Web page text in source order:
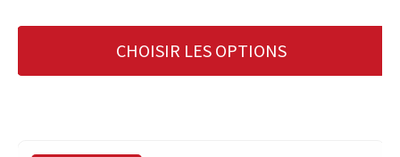
CHOISIR LES OPTIONS